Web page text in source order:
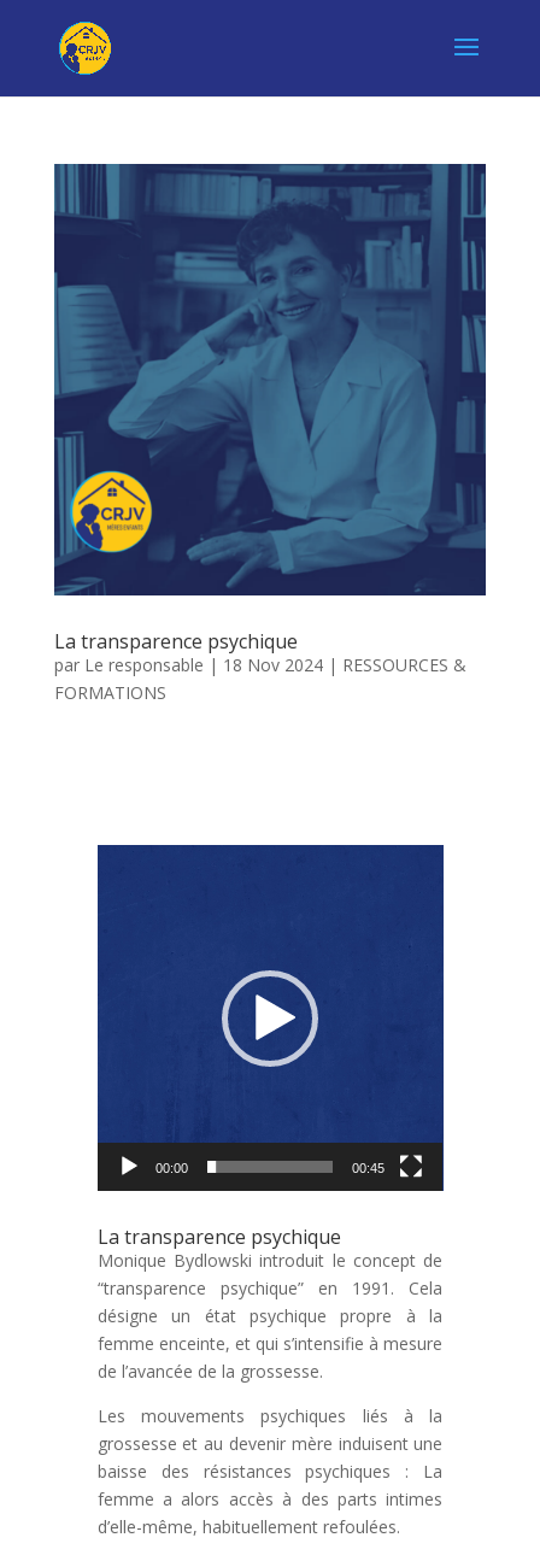
La transparence psychique
par Le responsable | 18 Nov 2024| RESSOURCES &
FORMATIONS
00:00 00:45
La transparence psychique
Monique Bydlowski introduit le concept de
“transparence psychique” en 1991. Cela
désigne un état psychique propre à la
femme enceinte, et qui s’intensifie à mesure
de l’avancée de la grossesse.
Les mouvements psychiques liés à la
grossesse et au devenir mère induisent une
baisse des résistances psychiques : La
femme a alors accès à des parts intimes
d’elle-même, habituellement refoulées.